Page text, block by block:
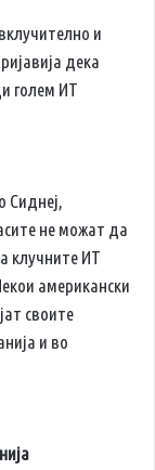
и
дека
голем ИТ
Сиднеј,
не можат да
клучните ИТ
американски
своите
и во